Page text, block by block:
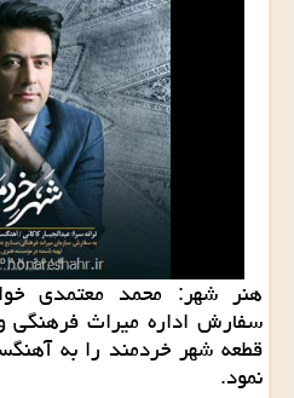
هنر شهر: محمد معتمدی
سفارش اداره میراث
قطعه شهر خردمند را به
نمود.